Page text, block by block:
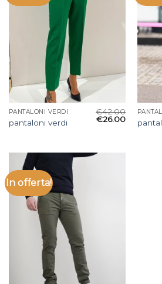
PANTALONI VERDI
pantaloni verdi
€42.00
€26.00
In offerta!